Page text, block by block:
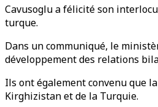
Cavusoglu a félicité son
turque.
Dans un communiqué, le
développement des relations
Ils ont également convenu que
Kirghizistan et de la Turquie.